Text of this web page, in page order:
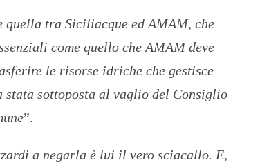
quella tra Siciliacque ed AMAM, che
come quello che AMAM deve
le risorse idriche che gestisce
stata sottoposta al vaglio del Consiglio
”.
a negarla è lui il vero sciacallo. E,